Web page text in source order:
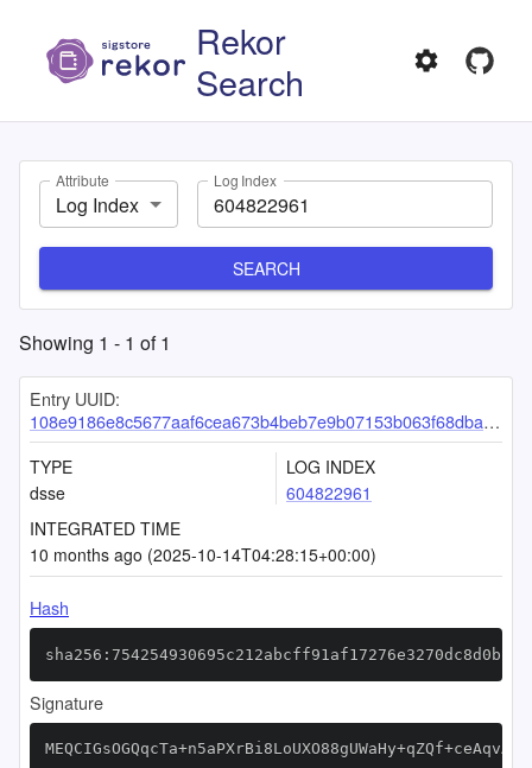
Rekor
Search
Attribute
Log Index
Log Index
SEARCH
Showing 1 - 1 of1
Entry UUID:
108e9186e8c5677aaf6cea673b4beb7e9b07153b063f68dbafb1b21a302bb5dfe0e78cd08574bdd1
TYPE
dsse
LOG INDEX
604822961
INTEGRATED TIME
10 months ago (2025-10-14T04:28:15+00:00)
Hash
Signature